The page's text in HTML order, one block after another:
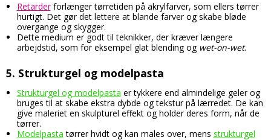
Retarderforlænger tørretiden på akrylfarver, som ellers tørrer
hurtigt. Det gør det lettere at blande farver og skabe bløde
overgange og skygger.
Dette medium er godt til teknikker, der kræver længere
arbejdstid, som for eksempel glat blending og wet-on-wet.
5. Strukturgel og modelpasta
Strukturgel og modelpasta er tykkere end almindelige geler og
bruges til at skabe ekstra dybde og tekstur på lærredet. De kan
give maleriet en skulpturel effekt og holder deres form, når de
tørrer.
Modelpasta tørrer hvidt og kan males over, mens strukturgel